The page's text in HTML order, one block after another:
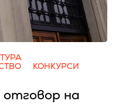
КОНКУРСИ
на